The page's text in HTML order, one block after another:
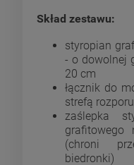
Skład zestawu:
styropian
- o dowolnej
20 cm
łącznik do
strefą rozporu
zaślepka
(chroni
biedronki)